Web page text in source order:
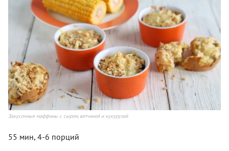
Закусочные маффины с сыром, ветчиной и кукурузой
55 мин, 4-6 порций